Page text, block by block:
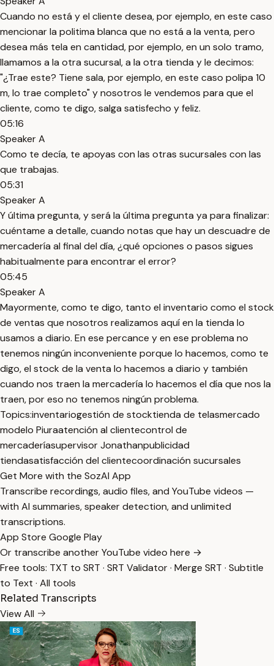
Cuando no está y el cliente desea, por ejemplo, en este caso
mencionar la politima blanca que no está a la venta, pero
desea más tela en cantidad, por ejemplo, en un solo tramo,
llamamos a la otra sucursal, a la otra tienda y le decimos:
"¿Trae este? Tiene sala, por ejemplo, en este caso polipa 10
m, lo trae completo" y nosotros le vendemos para que el
cliente, como te digo, salga satisfecho y feliz.
05:16
Speaker A
Como te decía, te apoyas con las otras sucursales con las
que trabajas.
05:31
Speaker A
Y última pregunta, y será la última pregunta ya para finalizar:
cuéntame a detalle, cuando notas que hay un descuadre de
mercadería al final del día, ¿qué opciones o pasos sigues
habitualmente para encontrar el error?
05:45
Speaker A
Mayormente, como te digo, tanto el inventario como el stock
de ventas que nosotros realizamos aquí en la tienda lo
usamos a diario. En ese percance y en ese problema no
tenemos ningún inconveniente porque lo hacemos, como te
digo, el stock de la venta lo hacemos a diario y también
cuando nos traen la mercadería lo hacemos el día que nos la
traen, por eso no tenemos ningún problema.
Topics:inventariogestión de stocktienda de telasmercado
modelo Piuraatención al clientecontrol de
mercaderíasupervisor Jonathanpublicidad
tiendasatisfacción del clientecoordinación sucursales
Get More with the SozAI App
Transcribe recordings, audio files, and YouTube videos —
with AI summaries, speaker detection, and unlimited
transcriptions.
App Store Google Play
Or transcribe another YouTube video here →
Free tools: TXT to SRT · SRT Validator· Merge SRT · Subtitle
to Text · All tools
Related Transcripts
View All